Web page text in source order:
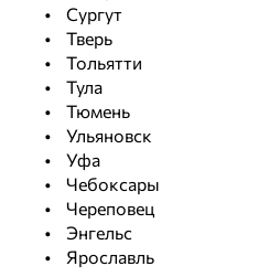
Сургут
Тверь
Тольятти
Тула
Тюмень
Ульяновск
Уфа
Чебоксары
Череповец
Энгельс
Ярославль